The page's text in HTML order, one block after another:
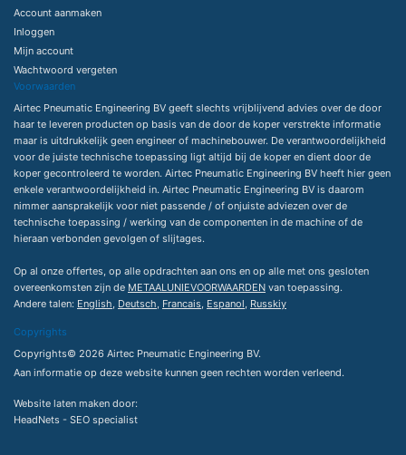
Account aanmaken
Inloggen
Mijn account
Wachtwoord vergeten
Voorwaarden
Airtec Pneumatic Engineering BV geeft slechts vrijblijvend advies over de door
haar te leveren producten op basis van de door de koper verstrekte informatie
maar is uitdrukkelijk geen engineer of machinebouwer. De verantwoordelijkheid
voor de juiste technische toepassing ligt altijd bij de koper en dient door de
koper gecontroleerd te worden. Airtec Pneumatic Engineering BV heeft hier geen
enkele verantwoordelijkheid in. Airtec Pneumatic Engineering BV is daarom
nimmer aansprakelijk voor niet passende / of onjuiste adviezen over de
technische toepassing / werking van de componenten in de machine of de
hieraan verbonden gevolgen of slijtages.
Op al onze offertes, op alle opdrachten aan ons en op alle met ons gesloten
overeenkomsten zijn de METAALUNIEVOORWAARDEN van toepassing.
Andere talen: English, Deutsch, Francais, Espanol, Russkiy
Copyrights
Copyrights© 2026 Airtec Pneumatic Engineering BV.
Aan informatie op deze website kunnen geen rechten worden verleend.
Website laten maken door:
HeadNets - SEO specialist